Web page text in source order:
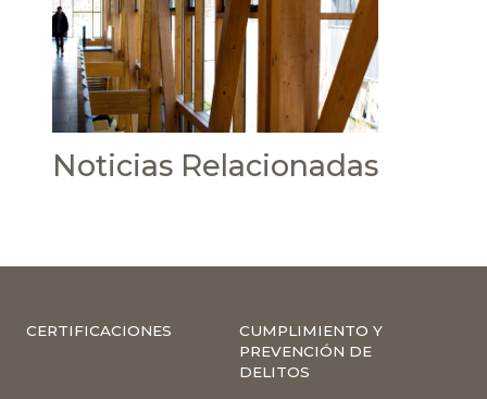
Noticias Relacionadas
CERTIFICACIONES
CUMPLIMIENTO Y
PREVENCIÓN DE
DELITOS